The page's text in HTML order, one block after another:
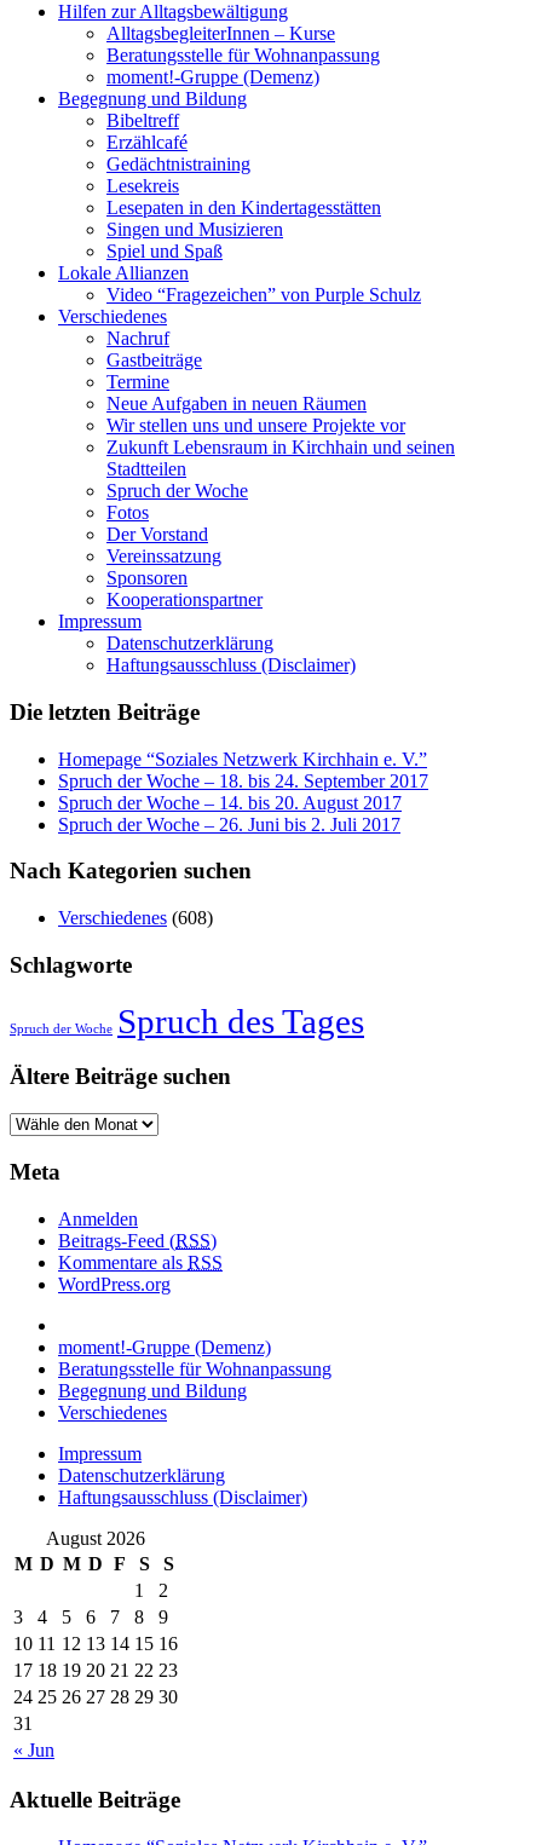
Hilfen zur Alltagsbewältigung
AlltagsbegleiterInnen – Kurse
Beratungsstelle für Wohnanpassung
moment!-Gruppe (Demenz)
Begegnung und Bildung
Bibeltreff
Erzählcafé
Gedächtnistraining
Lesekreis
Lesepaten in den Kindertagesstätten
Singen und Musizieren
Spiel und Spaß
Lokale Allianzen
Video “Fragezeichen” von Purple Schulz
Verschiedenes
Nachruf
Gastbeiträge
Termine
Neue Aufgaben in neuen Räumen
Wir stellen uns und unsere Projekte vor
Zukunft Lebensraum in Kirchhain und seinen
Stadtteilen
Spruch der Woche
Fotos
Der Vorstand
Vereinssatzung
Sponsoren
Kooperationspartner
Impressum
Datenschutzerklärung
Haftungsausschluss (Disclaimer)
Die letzten Beiträge
Homepage “Soziales Netzwerk Kirchhain e. V.”
Spruch der Woche – 18. bis 24. September 2017
Spruch der Woche – 14. bis 20. August 2017
Spruch der Woche – 26. Juni bis 2. Juli 2017
Nach Kategorien suchen
Verschiedenes (608)
Schlagworte
Spruch der Woche Spruch des Tages
Ältere Beiträge suchen
Meta
Anmelden
Beitrags-Feed (RSS)
Kommentare als RSS
WordPress.org
moment!-Gruppe (Demenz)
Beratungsstelle für Wohnanpassung
Begegnung und Bildung
Verschiedenes
Impressum
Datenschutzerklärung
Haftungsausschluss (Disclaimer)
August 2026
M D M D F S S
« Jun
1
2
3
4 5 6 7 8
9
10 11 12 13 14 15 16
17 18 19 20 21 22 23
24 25 26 27 28 29 30
31
Aktuelle Beiträge